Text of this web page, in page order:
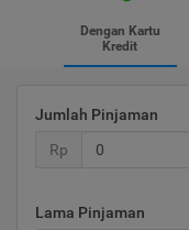
Dengan Kartu
Kredit
Jumlah Pinjaman
Rp
Lama Pinjaman